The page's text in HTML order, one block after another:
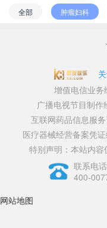
不孕不育
五官科
全部 肿瘤妇科
增值电信业
广播电视节目制
互联网药品信息服
医疗器械经营备案凭
特别声明：本站内容
联系电话
400-
网站地图